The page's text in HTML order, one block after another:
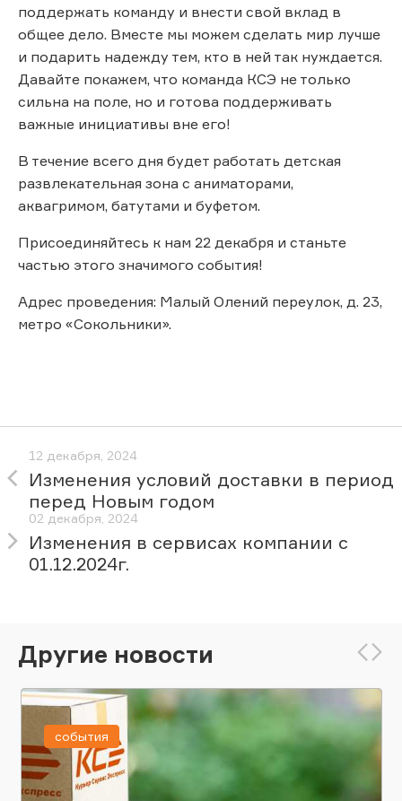
поддержать команду и внести свой вклад в
общее дело. Вместе мы можем сделать мир лучше
и подарить надежду тем, кто в ней так нуждается.
Давайте покажем, что команда КСЭ не только
сильна на поле, но и готова поддерживать
важные инициативы вне его!
В течение всего дня будет работать детская
развлекательная зона с аниматорами,
аквагримом, батутами и буфетом.
Присоединяйтесь к нам 22 декабря и станьте
частью этого значимого события!
Адрес проведения: Малый Олений переулок, д. 23,
метро «Сокольники».
12 декабря, 2024
Изменения условий доставки в период
перед Новым годом
02 декабря, 2024
Изменения в сервисах компании с
01.12.2024г.
Другие новости
события